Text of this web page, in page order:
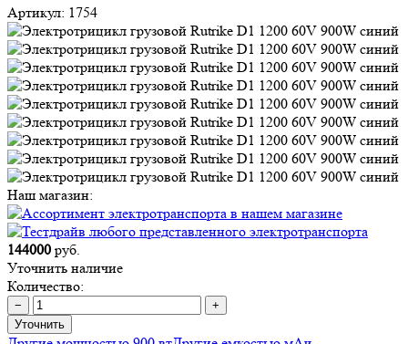
Артикул: 1754
Наш магазин:
144000 руб.
Уточнить наличие
Количество:
−
+
Уточнить